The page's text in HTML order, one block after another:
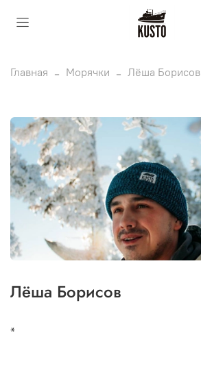
Главная Морячки Лёша Борисов
Лёша Борисов
*